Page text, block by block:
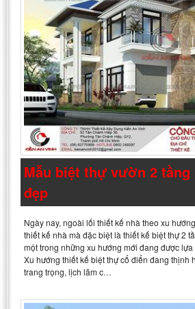
Mẫu biệt thự vườn 2 tầng
đẹp
Ngày nay, ngoài lối thiết kế nhà theo xu
thiết kế nhà mà đặc biệt là thiết kế biệt thự 2
một trong những xu hướng mới đang được
Xu hướng thiết kế biệt thự cổ điển đang thịnh
trang trọng, lịch lãm c…